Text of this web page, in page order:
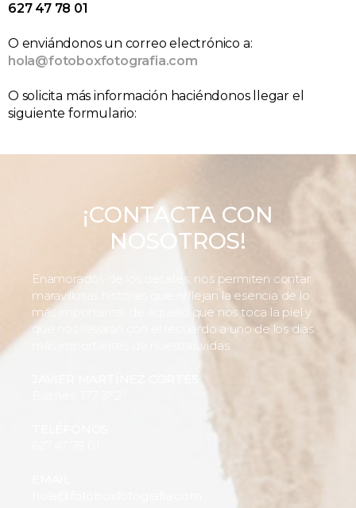
627 47 78 01
O enviándonos un correo electrónico a:
hola@fotoboxfotografia.com
O solicita más información haciéndonos llegar el
siguiente formulario:
¡CONTACTA CON
NOSOTROS!
Enamorados de los detalles, nos permiten contar
maravillosas historias que reflejan la esencia de lo
más importante, de aquello que nos toca la piel y
que nos llevarán con el recuerdo a uno de los días
más importantes de nuestras vidas.